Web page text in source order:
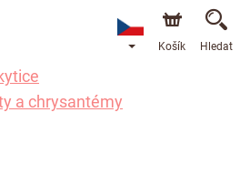
Košík Hledat
a chrysantémy